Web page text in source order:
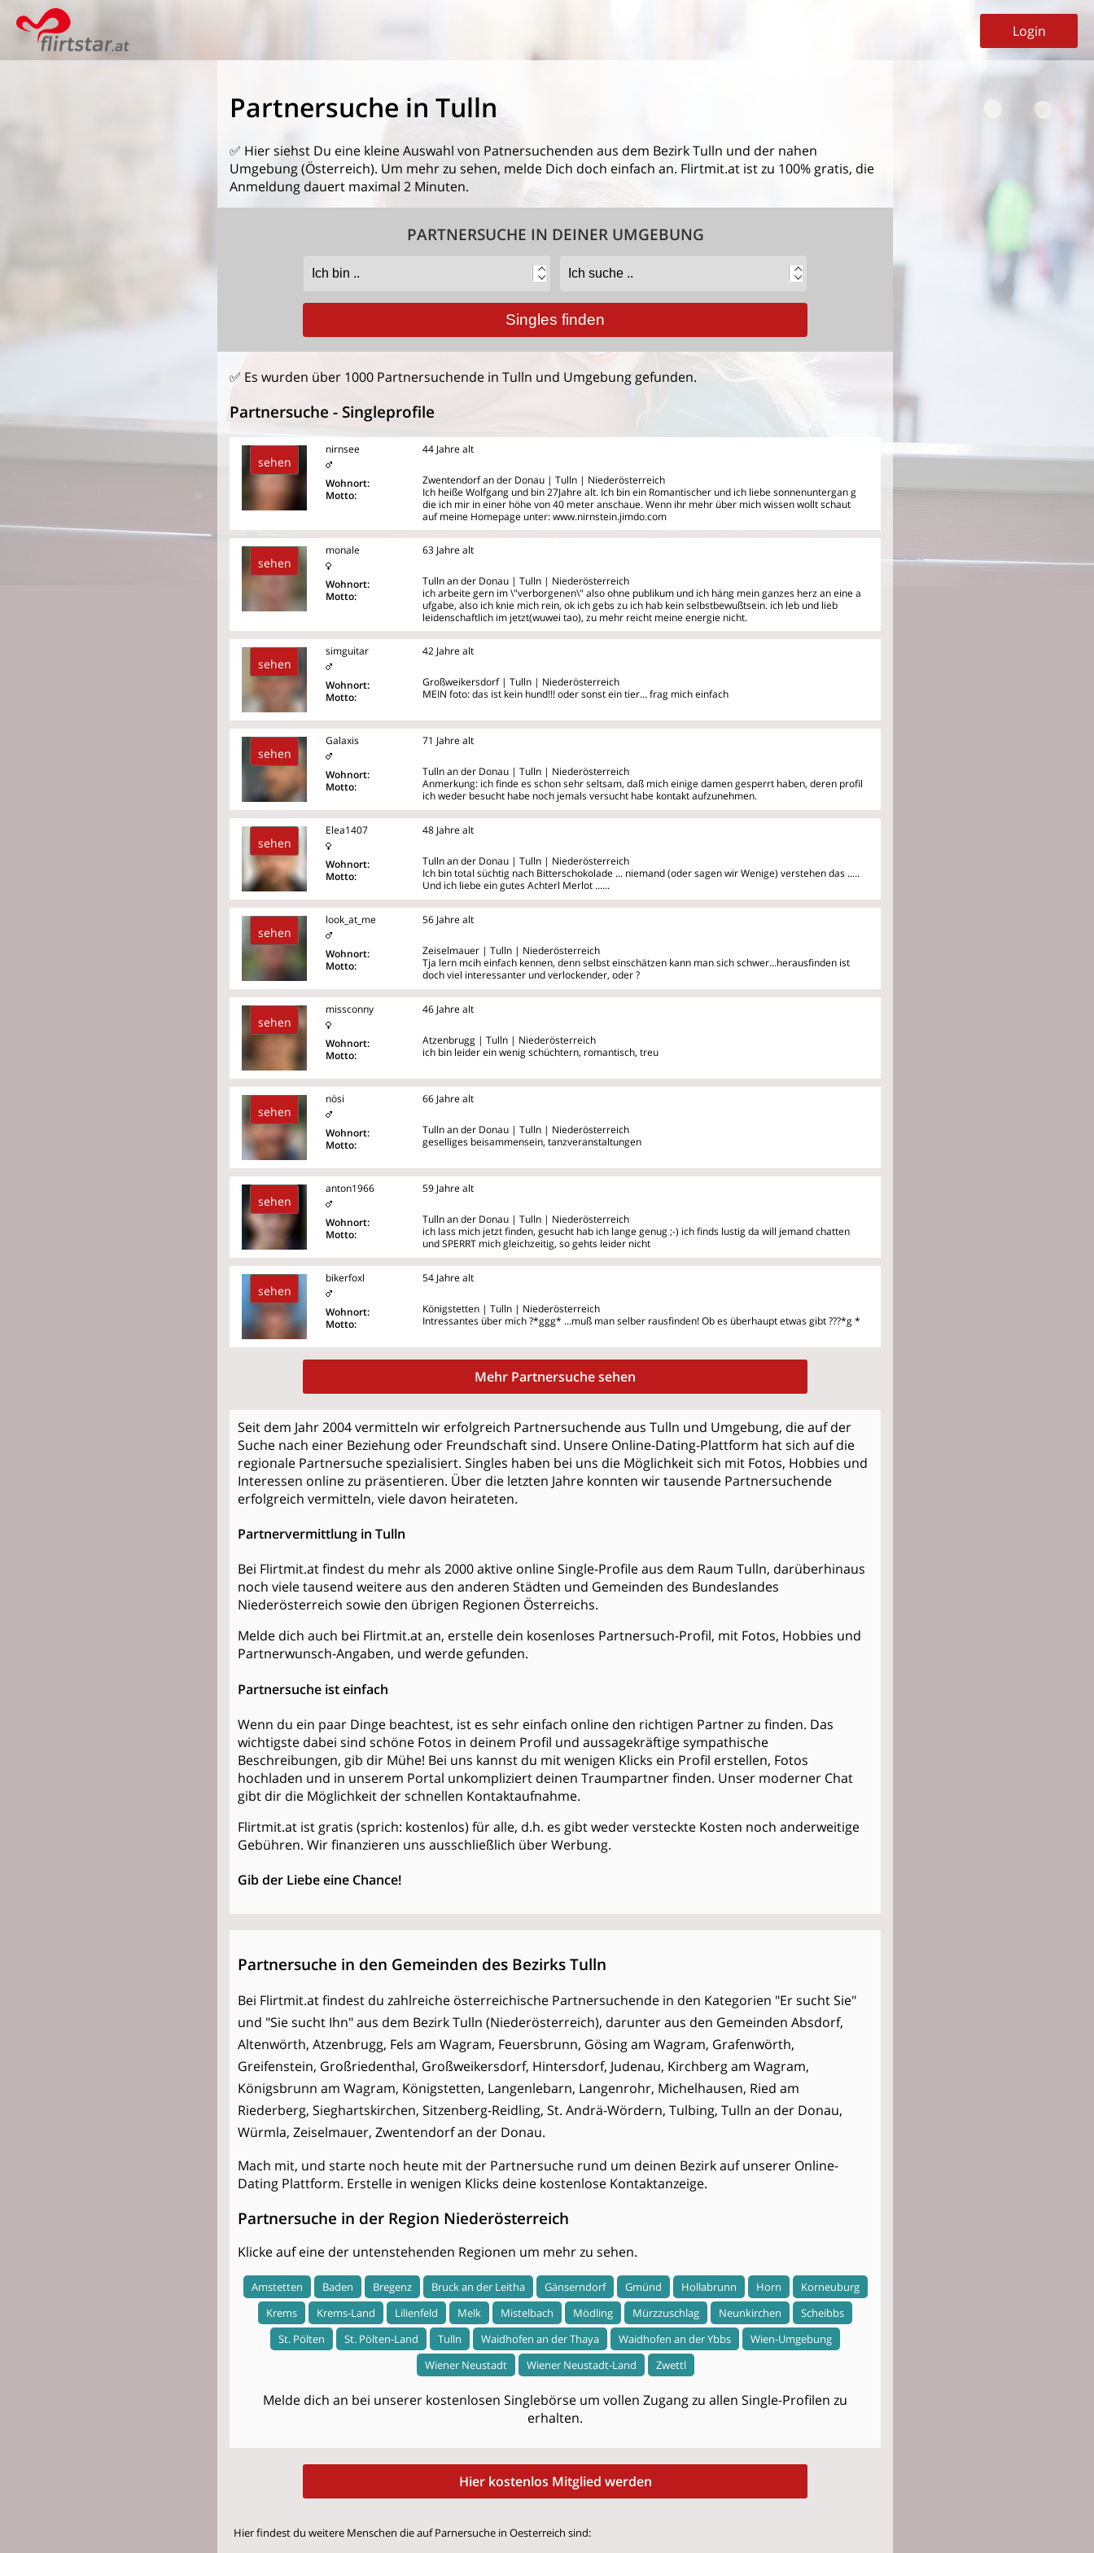
Login
Partnersuche in Tulln
✅ Hier siehst Du eine kleine Auswahl von Patnersuchenden aus dem Bezirk Tulln und der nahen
Umgebung (Österreich). Um mehr zu sehen, melde Dich doch einfach an. Flirtmit.at ist zu 100% gratis, die
Anmeldung dauert maximal 2 Minuten.
PARTNERSUCHE IN DEINER UMGEBUNG
✅ Es wurden über 1000 Partnersuchende in Tulln und Umgebung gefunden.
Partnersuche - Singleprofile
sehen
nirnsee
Wohnort:
Motto:
44 Jahre alt
Zwentendorf an der Donau | Tulln | Niederösterreich
Ich heiße Wolfgang und bin 27Jahre alt. Ich bin ein Romantischer und ich liebe sonnenuntergan g
die ich mir in einer höhe von 40 meter anschaue. Wenn ihr mehr über mich wissen wollt schaut
auf meine Homepage unter: www.nirnstein.jimdo.com
sehen
monale
Wohnort:
Motto:
63 Jahre alt
Tulln an der Donau | Tulln | Niederösterreich
ich arbeite gern im \"verborgenen\" also ohne publikum und ich häng mein ganzes herz an eine a
ufgabe, also ich knie mich rein, ok ich gebs zu ich hab kein selbstbewußtsein. ich leb und lieb
leidenschaftlich im jetzt(wuwei tao), zu mehr reicht meine energie nicht.
sehen
simguitar
Wohnort:
Motto:
42 Jahre alt
Großweikersdorf | Tulln | Niederösterreich
MEIN foto: das ist kein hund!!! oder sonst ein tier... frag mich einfach
sehen
Galaxis
Wohnort:
Motto:
71 Jahre alt
Tulln an der Donau | Tulln | Niederösterreich
Anmerkung: ich finde es schon sehr seltsam, daß mich einige damen gesperrt haben, deren profil
ich weder besucht habe noch jemals versucht habe kontakt aufzunehmen.
sehen
Elea1407
Wohnort:
Motto:
48 Jahre alt
Tulln an der Donau | Tulln | Niederösterreich
Ich bin total süchtig nach Bitterschokolade ... niemand (oder sagen wir Wenige) verstehen das .....
Und ich liebe ein gutes Achterl Merlot ......
sehen
look_at_me
Wohnort:
Motto:
56 Jahre alt
Zeiselmauer | Tulln | Niederösterreich
Tja lern mcih einfach kennen, denn selbst einschätzen kann man sich schwer...herausfinden ist
doch viel interessanter und verlockender, oder ?
sehen
missconny
Wohnort:
Motto:
46 Jahre alt
Atzenbrugg | Tulln | Niederösterreich
ich bin leider ein wenig schüchtern, romantisch, treu
sehen
nösi
Wohnort:
Motto:
66 Jahre alt
Tulln an der Donau | Tulln | Niederösterreich
geselliges beisammensein, tanzveranstaltungen
sehen
anton1966
Wohnort:
Motto:
59 Jahre alt
Tulln an der Donau | Tulln | Niederösterreich
ich lass mich jetzt finden, gesucht hab ich lange genug ;-) ich finds lustig da will jemand chatten
und SPERRT mich gleichzeitig, so gehts leider nicht
sehen
bikerfoxl
Wohnort:
Motto:
54 Jahre alt
Königstetten | Tulln | Niederösterreich
Intressantes über mich ?*ggg* ...muß man selber rausfinden! Ob es überhaupt etwas gibt ???*g *
Mehr Partnersuche sehen
Seit dem Jahr 2004 vermitteln wir erfolgreich Partnersuchende aus Tulln und Umgebung, die auf der
Suche nach einer Beziehung oder Freundschaft sind. Unsere Online-Dating-Plattform hat sich auf die
regionale Partnersuche spezialisiert. Singles haben bei uns die Möglichkeit sich mit Fotos, Hobbies und
Interessen online zu präsentieren. Über die letzten Jahre konnten wir tausende Partnersuchende
erfolgreich vermitteln, viele davon heirateten.
Partnervermittlung in Tulln
Bei Flirtmit.at findest du mehr als 2000 aktive online Single-Profile aus dem Raum Tulln, darüberhinaus
noch viele tausend weitere aus den anderen Städten und Gemeinden des Bundeslandes
Niederösterreich sowie den übrigen Regionen Österreichs.
Melde dich auch bei Flirtmit.at an, erstelle dein kosenloses Partnersuch-Profil, mit Fotos, Hobbies und
Partnerwunsch-Angaben, und werde gefunden.
Partnersuche ist einfach
Wenn du ein paar Dinge beachtest, ist es sehr einfach online den richtigen Partner zu finden. Das
wichtigste dabei sind schöne Fotos in deinem Profil und aussagekräftige sympathische
Beschreibungen, gib dir Mühe! Bei uns kannst du mit wenigen Klicks ein Profil erstellen, Fotos
hochladen und in unserem Portal unkompliziert deinen Traumpartner finden. Unser moderner Chat
gibt dir die Möglichkeit der schnellen Kontaktaufnahme.
Flirtmit.at ist gratis (sprich: kostenlos) für alle, d.h. es gibt weder versteckte Kosten noch anderweitige
Gebühren. Wir finanzieren uns ausschließlich über Werbung.
Gib der Liebe eine Chance!
Partnersuche in den Gemeinden des Bezirks Tulln
Bei Flirtmit.at findest du zahlreiche österreichische Partnersuchende in den Kategorien "Er sucht Sie"
und "Sie sucht Ihn" aus dem Bezirk Tulln (Niederösterreich), darunter aus den Gemeinden Absdorf,
Altenwörth, Atzenbrugg, Fels am Wagram, Feuersbrunn, Gösing am Wagram, Grafenwörth,
Greifenstein, Großriedenthal, Großweikersdorf, Hintersdorf, Judenau, Kirchberg am Wagram,
Königsbrunn am Wagram, Königstetten, Langenlebarn, Langenrohr, Michelhausen, Ried am
Riederberg, Sieghartskirchen, Sitzenberg-Reidling, St. Andrä-Wördern, Tulbing, Tulln an der Donau,
Würmla, Zeiselmauer, Zwentendorf an der Donau.
Mach mit, und starte noch heute mit der Partnersuche rund um deinen Bezirk auf unserer Online-
Dating Plattform. Erstelle in wenigen Klicks deine kostenlose Kontaktanzeige.
Partnersuche in der Region Niederösterreich
Klicke auf eine der untenstehenden Regionen um mehr zu sehen.
Amstetten Baden Bregenz Bruck an der Leitha Gänserndorf Gmünd Hollabrunn Horn
Korneuburg
Krems
Krems-Land Lilienfeld Melk Mistelbach Mödling Mürzzuschlag Neunkirchen
Scheibbs
St. Pölten
St. Pölten-Land Tulln Waidhofen an der Thaya Waidhofen an der Ybbs
Wien-Umgebung
Wiener Neustadt
Wiener Neustadt-Land Zwettl
Melde dich an bei unserer kostenlosen Singlebörse um vollen Zugang zu allen Single-Profilen zu
erhalten.
Hier kostenlos Mitglied werden
Hier findest du weitere Menschen die auf Parnersuche in Oesterreich sind: